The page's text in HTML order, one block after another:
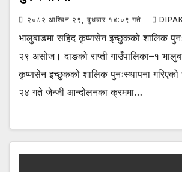
२०८२ आश्विन २९, बुधबार १४:०९ गते
भालुबाङमा सहिद कृष्णसेन इच्छुकको शालिक
२९ असोज। दाङको राप्ती गाउँपालिका–१
कृष्णसेन इच्छुकको शालिक पुनःस्थापना
२४ गते जेन्जी आन्दोलनका क्रममा…